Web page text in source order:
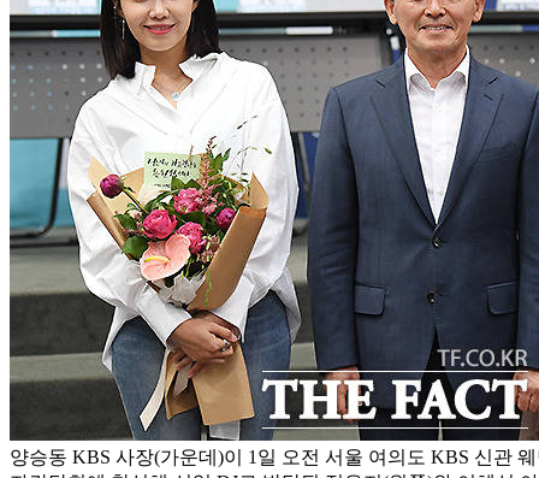
양승동 KBS 사장(가운데)이 1일 오전 서울 여의도 KBS 신관